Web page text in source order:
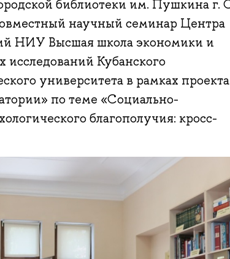
библиотеки им. Пушкина г.
научный семинар Центра
НИУ Высшая школа экономики и
Кубанского
университета в рамках проекта
по теме «Социально-
благополучия: кросс-